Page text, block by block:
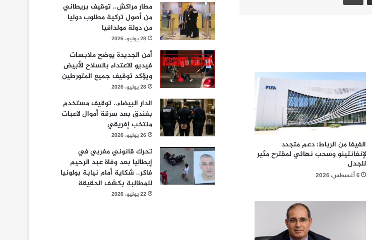
الفيفا من الرباط: دعم متجدد
لإنفانتينو وسحب نهائي لمقترح مثير
للجدل
6 أغسطس، 2026
مطار مراكش.. توقيف بريطاني
من أصول تركية مطلوب دوليا
من دولة مولدافيا
28 يوليو، 2026
أمن الجديدة يوضح ملابسات
فيديو الاعتداء بالسلاح الأبيض
ويؤكد توقيف جميع المتورطين
28 يوليو، 2026
الدار البيضاء.. توقيف مستخدم
بفندق بعد سرقة أموال لاعبات
منتخب إفريقي
26 يوليو، 2026
تحرك قانوني مغربي في
إيطاليا بعد وفاة عبد الرحيم
فاكر.. شكاية أمام نيابة بولونيا
للمطالبة بكشف الحقيقة
22 يوليو، 2026